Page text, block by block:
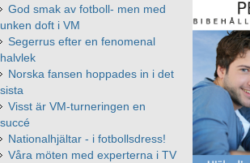
God smak av fotboll- men med
unken doft i VM
Segerrus efter en fenomenal
halvlek
Norska fansen hoppades in i det
sista
Visst är VM-turneringen en
succé
Nationalhjältar - i fotbollsdress!
Våra möten med experterna i TV